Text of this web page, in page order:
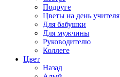
Подруге
Цветы на день учителя
Для бабушки
Для мужчины
Руководителю
Коллеге
Цвет
Назад